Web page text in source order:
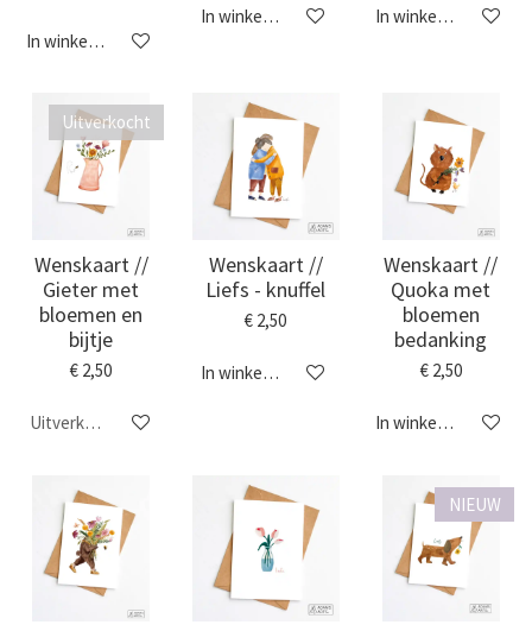
In winkelwagen
In winkelwagen In winkelwagen
Uitverkocht
Wenskaart //
Gieter met
bloemen en
bijtje
€ 2,50
Uitverkocht
Wenskaart //
Liefs - knuffel
€ 2,50
In winkelwagen
Wenskaart //
Quoka met
bloemen
bedanking
€ 2,50
In winkelwagen
NIEUW